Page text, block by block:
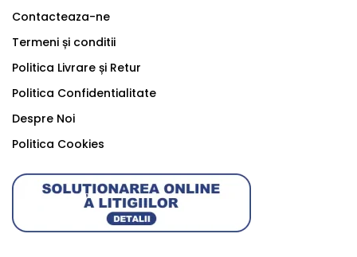
Contacteaza-ne
Termeni și conditii
Politica Livrare și Retur
Politica Confidentialitate
Despre Noi
Politica Cookies